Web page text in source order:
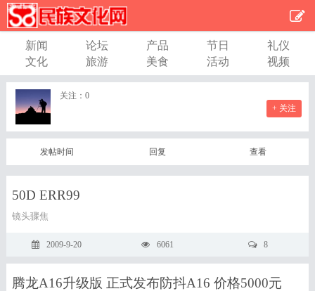
新闻 论坛 产品 节日
礼仪
文化
旅游 美食 活动 视频
关注： 0
+ 关注
发帖时间 回复 查看
50D ERR99
镜头骤焦
2009-9-20 6061 8
腾龙A16升级版 正式发布防抖A16 价格5000元